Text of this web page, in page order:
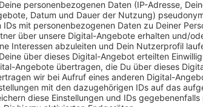
Seit 2014 ist James Blunt mit
uns im Interview verraten.
der erste Song auf seinem
Nummer mit einbisschen
Anzeige